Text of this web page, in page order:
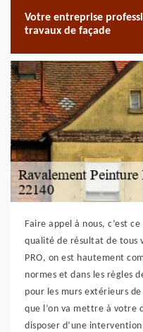
Votre entreprise
travaux de façade
Faire appel à nous, c’est
qualité de résultat de tous
PRO, on est hautement
normes et dans les règles
pour les murs extérieurs
que l’on va mettre à votre
disposer d’une